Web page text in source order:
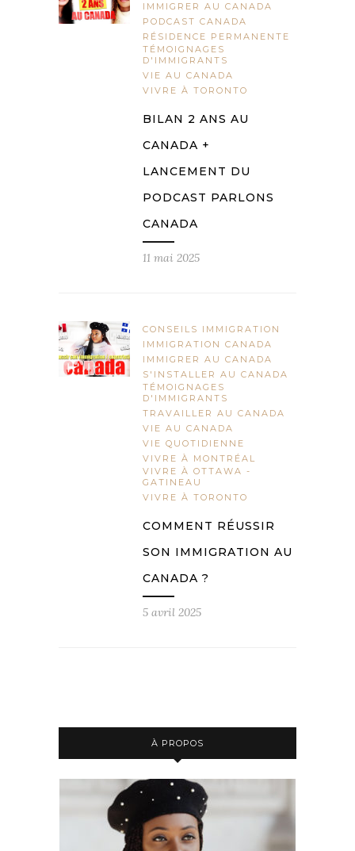
IMMIGRER AU CANADA
PODCAST CANADA
RÉSIDENCE PERMANENTE
TÉMOIGNAGES
D'IMMIGRANTS
VIE AU CANADA
VIVRE À TORONTO
BILAN 2 ANS AU
CANADA +
LANCEMENT DU
PODCAST PARLONS
CANADA
11 mai 2025
CONSEILS IMMIGRATION
IMMIGRATION CANADA
IMMIGRER AU CANADA
S'INSTALLER AU CANADA
TÉMOIGNAGES
D'IMMIGRANTS
TRAVAILLER AU CANADA
VIE AU CANADA
VIE QUOTIDIENNE
VIVRE À MONTRÉAL
VIVRE À OTTAWA -
GATINEAU
VIVRE À TORONTO
COMMENT RÉUSSIR
SON IMMIGRATION AU
CANADA ?
5 avril 2025
À PROPOS